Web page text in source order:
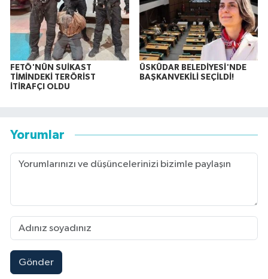
FETÖ'NÜN SUİKAST
TİMİNDEKİ TERÖRİST
İTİRAFÇI OLDU
ÜSKÜDAR BELEDİYESİ'NDE
BAŞKANVEKİLİ SEÇİLDİ!
Yorumlar
Gönder